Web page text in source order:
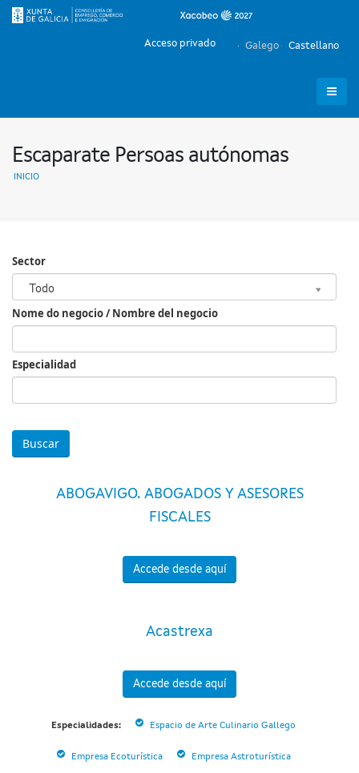
Galego Castellano
Acceso privado
Escaparate Persoas autónomas
INICIO
Sector
Todo
Sector
Nome do negocio / Nombre del negocio
Especialidad
ABOGAVIGO. ABOGADOS Y ASESORES
FISCALES
Accede desde aquí
Acastrexa
Accede desde aquí
Especialidades: Espacio de Arte Culinario Gallego
Empresa Ecoturística Empresa Astroturística